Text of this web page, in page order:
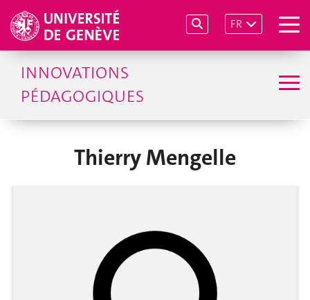
FR
INNOVATIONS
PÉDAGOGIQUES
Thierry Mengelle